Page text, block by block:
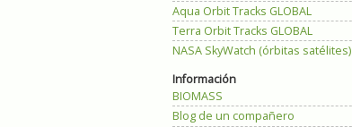
Aqua Orbit Tracks GLOBAL
Terra Orbit Tracks GLOBAL
NASA SkyWatch (órbitas satélites)
Información
BIOMASS
Blog de un compañero